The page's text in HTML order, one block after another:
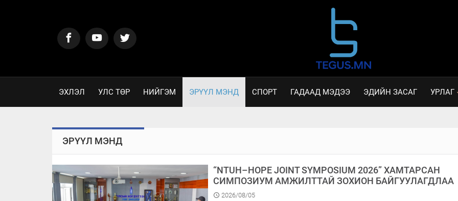
ЭХЛЭЛ УЛС ТӨР НИЙГЭМ ЭРҮҮЛ МЭНД СПОРТ ГАДААД МЭДЭЭ ЭДИЙН ЗАСАГ УРЛАГ
ЭРҮҮЛ МЭНД
“NTUH–HOPE JOINT SYMPOSIUM 2026” ХАМТАРСАН
СИМПОЗИУМ АМЖИЛТТАЙ ЗОХИОН БАЙГУУЛАГДЛАА
2026/08/05